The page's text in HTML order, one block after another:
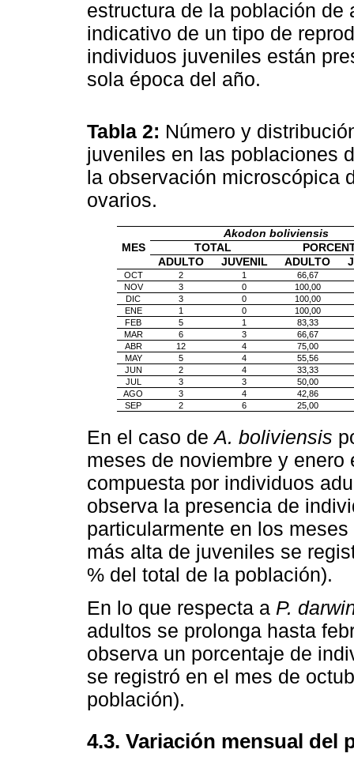
estructura de la población
indicativo de un tipo de
individuos juveniles están
sola época del año.
Tabla 2: Número y
juveniles en las poblaciones
la observación microscópica
ovarios.
MES
Akodon boliviensis
TOTAL
ADULTO
JUVENIL ADULTO
OCT 2 1
66,67
NOV
3 0
100,00
DIC
3 0
100,00
ENE
1 0
100,00
FEB
5 1
83,33
MAR
6 3
66,67
ABR
12 4
75,00
MAY
5 4
55,56
JUN
2 4
33,33
JUL
3 3
50,00
AGO
3 4
42,86
SEP
2 6 25,00
En el caso deA. boliviensis
meses de noviembre y
compuesta por individuos
observa la presencia de
particularmente en los
más alta de juveniles se
% del total de la población).
En lo que respecta a P.
adultos se prolonga hasta
observa un porcentaje de
se registró en el mes de
población).
4.3. Variación mensual del